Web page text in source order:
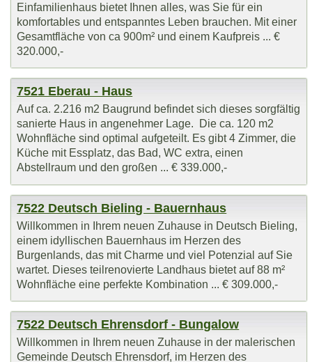
Einfamilienhaus bietet Ihnen alles, was Sie für ein
komfortables und entspanntes Leben brauchen. Mit einer
Gesamtfläche von ca 900m² und einem Kaufpreis ... €
320.000,-
7521 Eberau - Haus
Auf ca. 2.216 m2 Baugrund befindet sich dieses sorgfältig
sanierte Haus in angenehmer Lage. Die ca. 120 m2
Wohnfläche sind optimal aufgeteilt. Es gibt 4 Zimmer, die
Küche mit Essplatz, das Bad, WC extra, einen
Abstellraum und den großen ... € 339.000,-
7522 Deutsch Bieling - Bauernhaus
Willkommen in Ihrem neuen Zuhause in Deutsch Bieling,
einem idyllischen Bauernhaus im Herzen des
Burgenlands, das mit Charme und viel Potenzial auf Sie
wartet. Dieses teilrenovierte Landhaus bietet auf 88 m²
Wohnfläche eine perfekte Kombination ... € 309.000,-
7522 Deutsch Ehrensdorf - Bungalow
Willkommen in Ihrem neuen Zuhause in der malerischen
Gemeinde Deutsch Ehrensdorf, im Herzen des